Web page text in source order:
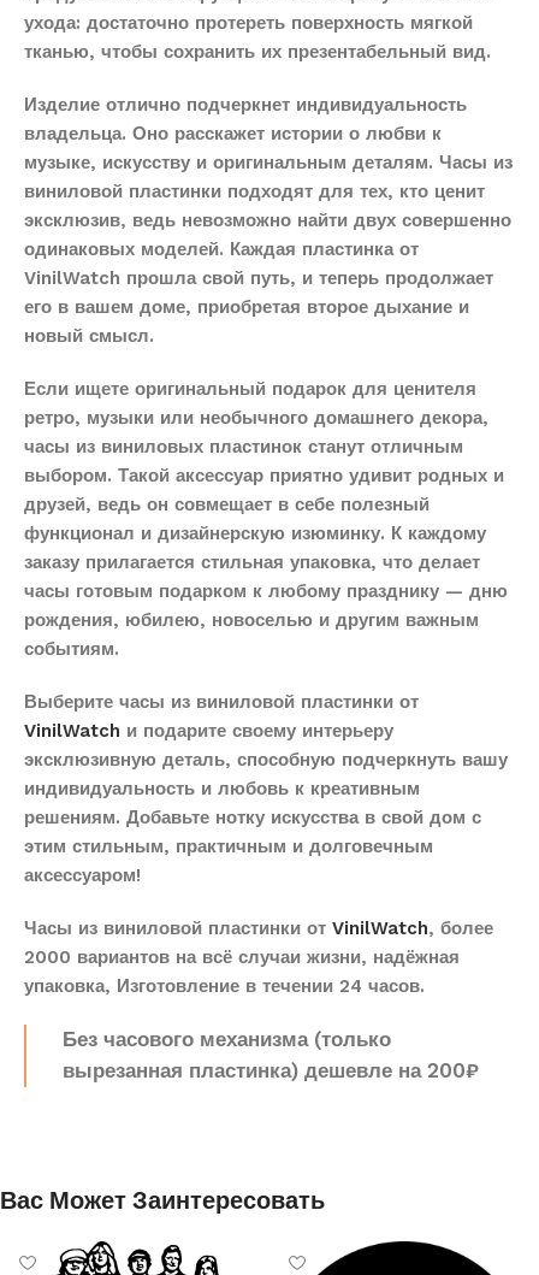
ухода: достаточно протереть поверхность мягкой
тканью, чтобы сохранить их презентабельный вид.
Изделие отлично подчеркнет индивидуальность
владельца. Оно расскажет истории о любви к
музыке, искусству и оригинальным деталям. Часы из
виниловой пластинки подходят для тех, кто ценит
эксклюзив, ведь невозможно найти двух совершенно
одинаковых моделей. Каждая пластинка от
VinilWatch прошла свой путь, и теперь продолжает
его в вашем доме, приобретая второе дыхание и
новый смысл.
Если ищете оригинальный подарок для ценителя
ретро, музыки или необычного домашнего декора,
часы из виниловых пластинок станут отличным
выбором. Такой аксессуар приятно удивит родных и
друзей, ведь он совмещает в себе полезный
функционал и дизайнерскую изюминку. К каждому
заказу прилагается стильная упаковка, что делает
часы готовым подарком к любому празднику — дню
рождения, юбилею, новоселью и другим важным
событиям.
Выберите часы из виниловой пластинки от
VinilWatch и подарите своему интерьеру
эксклюзивную деталь, способную подчеркнуть вашу
индивидуальность и любовь к креативным
решениям. Добавьте нотку искусства в свой дом с
этим стильным, практичным и долговечным
аксессуаром!
Часы из виниловой пластинки от VinilWatch, более
2000 вариантов на всё случаи жизни, надёжная
упаковка, Изготовление в течении 24 часов.
Без часового механизма (только
вырезанная пластинка) дешевле на 200₽
Вас Может Заинтересовать